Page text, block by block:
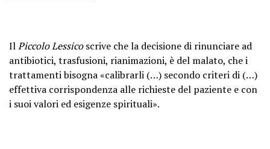
IlPiccolo Lessicoscrive che la decisione di rinunciare ad
antibiotici, trasfusioni, rianimazioni, è del malato, che i
trattamenti bisogna «calibrarli (…) secondo criteri di (…)
effettiva corrispondenza alle richieste del paziente e con
i suoi valori ed esigenze spirituali».